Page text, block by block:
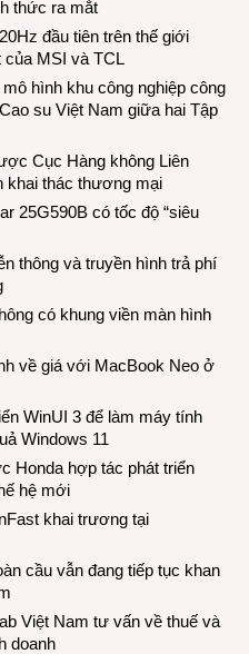
thức ra mắt
đầu tiên trên thế giới
của MSI và TCL
hình khu công nghiệp công
su Việt Nam giữa hai Tập
Cục Hàng không Liên
khai thác thương mại
25G590B có tốc độ “siêu
thông và truyền hình trả phí
có khung viền màn hình
về giá với MacBook Neo ở
WinUI 3 để làm máy tính
Windows 11
Honda hợp tác phát triển
hệ mới
khai trương tại
cầu vẫn đang tiếp tục khan
Việt Nam tư vấn về thuế và
doanh